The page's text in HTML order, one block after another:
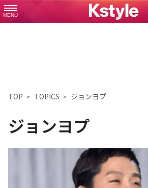
MENU
TOP TOPICS ジョンヨプ
ジョンヨプ